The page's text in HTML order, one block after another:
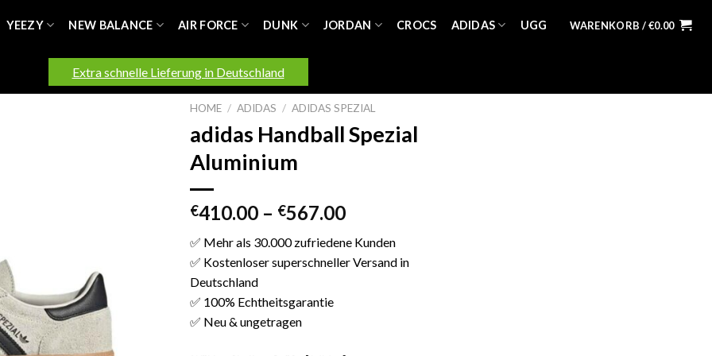
YEEZY NEW BALANCE AIR FORCE DUNK JORDAN CROCS ADIDAS UGG WARENKORB /€0.00
Extra schnelle Lieferung in Deutschland
HOME / ADIDAS / ADIDAS SPEZIAL
adidas Handball Spezial
Aluminium
€410.00 – €567.00
✅ Mehr als 30.000 zufriedene Kunden
✅ Kostenloser superschneller Versand in
Deutschland
✅ 100% Echtheitsgarantie
✅ Neu & ungetragen